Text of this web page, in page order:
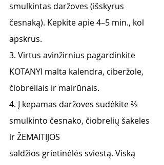
smulkintas daržoves (išskyrus
česnaką). Kepkite apie 4–5 min., kol
apskrus.
3. Virtus avinžirnius pagardinkite
KOTANYI malta kalendra, ciberžole,
čiobreliais ir mairūnais.
4. Į kepamas daržoves sudėkite ⅔
smulkinto česnako, čiobrelių šakeles
ir ŽEMAITIJOS
saldžios grietinėlės sviestą. Viską